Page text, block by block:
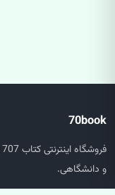
70book
و دانشگاهی.